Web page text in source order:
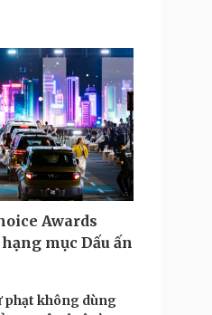
Awards
mục Dấu ấn
phạt không dùng